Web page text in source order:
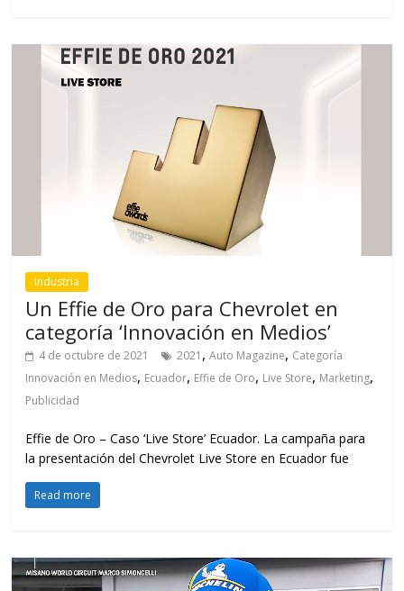
Industria
Un Effie de Oro para Chevrolet en
categoría ‘Innovación en Medios’
4 de octubre de 2021 2021 ,Auto Magazine, Categoría
Innovación en Medios, Ecuador, Effie de Oro, Live Store, Marketing,
Publicidad
Effie de Oro – Caso ‘Live Store’ Ecuador. La campaña para
la presentación del Chevrolet Live Store en Ecuador fue
Read more